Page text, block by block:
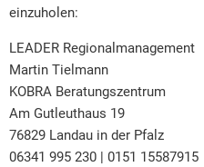
einzuholen:
LEADER Regionalmanagement
Martin Tielmann
KOBRA Beratungszentrum
Am Gutleuthaus 19
76829 Landau in der Pfalz
06341 995 230 | 0151 15587915